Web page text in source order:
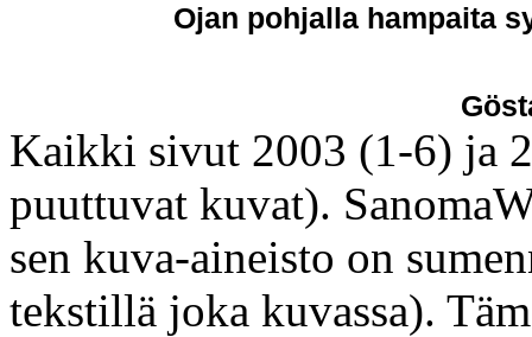
Ojan pohjalla hampaita
Kaikki sivut 2003 (1-6) ja
puuttuvat kuvat).
sen kuva-aineisto on
tekstillä joka kuvassa).